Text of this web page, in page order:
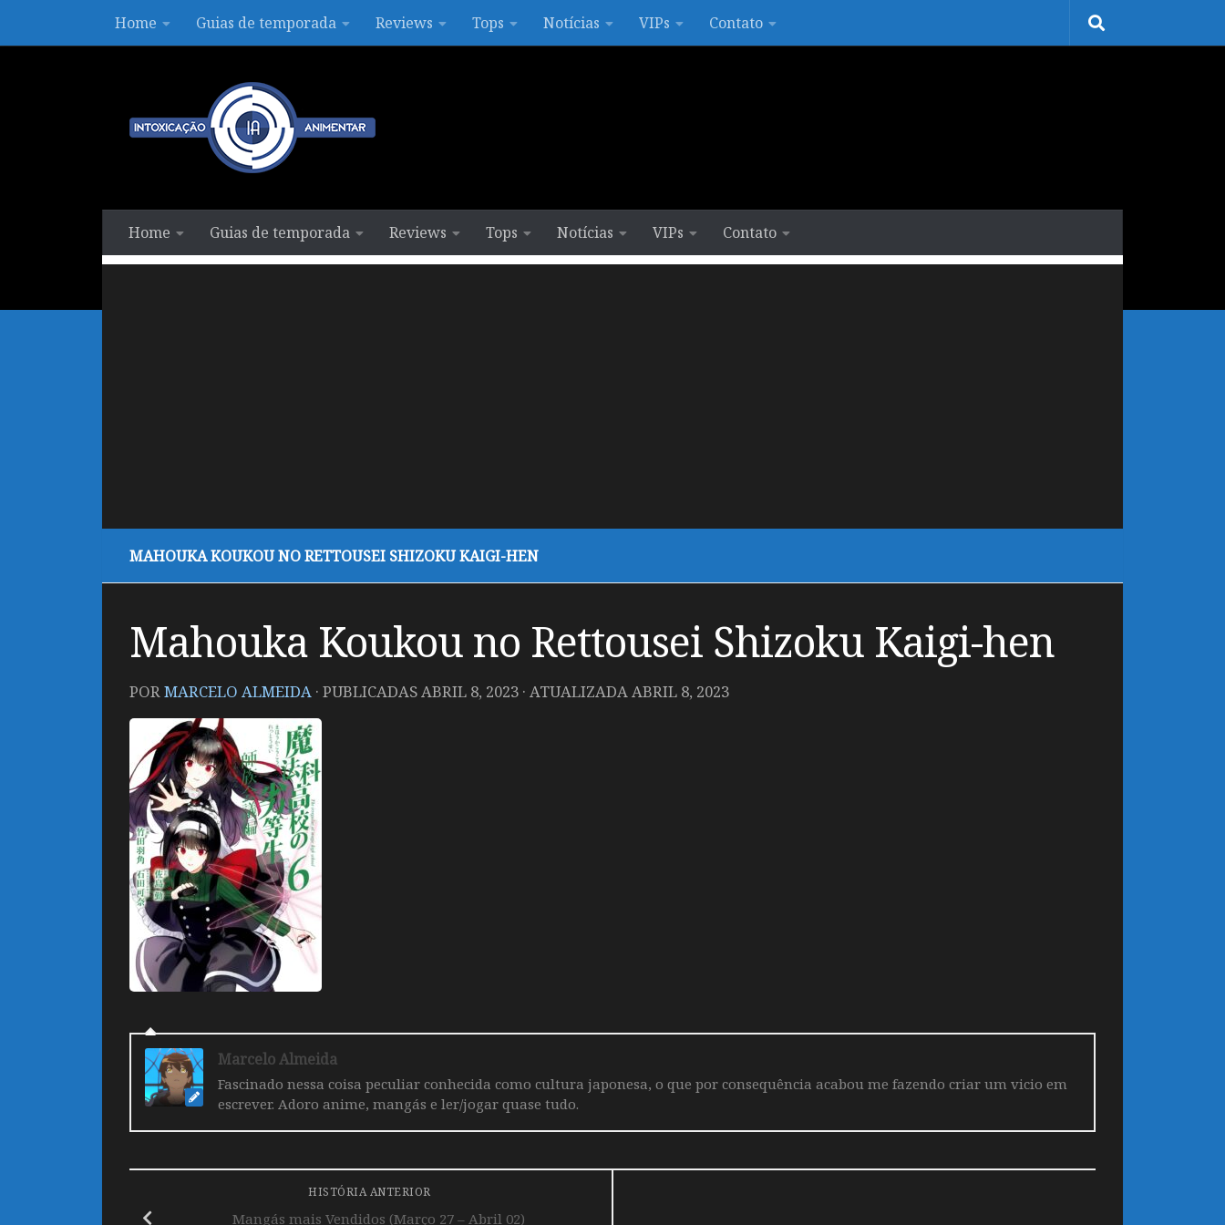
Skip to contentHome Guias de temporada Reviews Tops Notícias VIPs Contato
Home Guias de temporada Reviews Tops Notícias VIPs Contato
MAHOUKA KOUKOU NO RETTOUSEI SHIZOKU KAIGI-HEN
Mahouka Koukou no Rettousei Shizoku Kaigi-hen
PORMARCELO ALMEIDA · PUBLICADASABRIL 8, 2023 · ATUALIZADAABRIL 8, 2023
Marcelo Almeida
Fascinado nessa coisa peculiar conhecida como cultura japonesa, o que por consequência acabou me fazendo criar um vicio em
escrever. Adoro anime, mangás e ler/jogar quase tudo.
HISTÓRIA ANTERIOR
Mangás mais Vendidos (Março 27 – Abril 02)